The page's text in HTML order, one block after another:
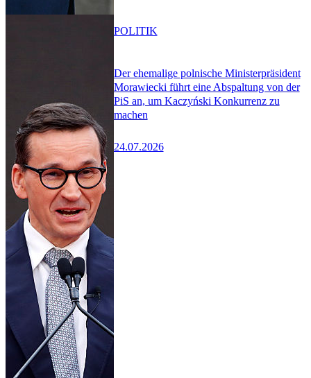
Der ehemalige polnische Ministerpräsident
Morawiecki führt eine Abspaltung von der
PiS an, um Kaczyński Konkurrenz zu
machen
24.07.2026
POLITIK